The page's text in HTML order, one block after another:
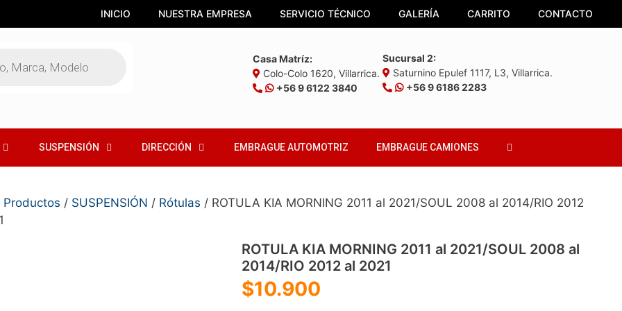
INICIO NUESTRA EMPRESA SERVICIO TÉCNICO GALERÍA CARRITO CONTACTO
Casa Matríz:
Colo-Colo 1620, Villarrica.
+56 9 6122 3840
Sucursal 2:
Saturnino Epulef 1117, L3, Villarrica.
+56 9 6186 2283
SUSPENSIÓN DIRECCIÓN EMBRAGUE AUTOMOTRIZ EMBRAGUE CAMIONES
Productos / SUSPENSIÓN / Rótulas / ROTULA KIA MORNING 2011 al 2021/SOUL 2008 al 2014/RIO 2012
ROTULA KIA MORNING 2011 al 2021/SOUL 2008 al
2014/RIO 2012 al 2021
$10.900